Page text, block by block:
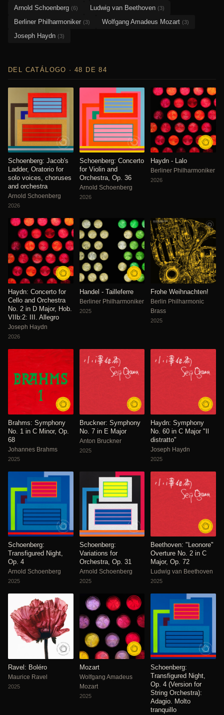
Arnold Schoenberg (6) Ludwig van Beethoven (3)
Berliner Philharmoniker (3) Wolfgang Amadeus Mozart (3)
Joseph Haydn (3)
DEL CATÁLOGO · 48 DE 84
Schoenberg: Jacob's
Ladder, Oratorio for
solo voices, choruses
and orchestra
Arnold Schoenberg
2026
Schoenberg: Concerto
for Violin and
Orchestra, Op. 36
Arnold Schoenberg
2026
Haydn - Lalo
Berliner Philharmoniker
2026
Haydn: Concerto for
Cello and Orchestra
No. 2 in D Major, Hob.
VIIb:2: III. Allegro
Joseph Haydn
2026
Handel - Tailleferre
Berliner Philharmoniker
2025
Frohe Weihnachten!
Berlin Philharmonic
Brass
2025
Brahms: Symphony
No. 1 in C Minor, Op.
68
Johannes Brahms
2025
Bruckner: Symphony
No. 7 in E Major
Anton Bruckner
2025
Haydn: Symphony
No. 60 in C Major "Il
distratto"
Joseph Haydn
2025
Schoenberg:
Transfigured Night,
Op. 4
Arnold Schoenberg
2025
Schoenberg:
Variations for
Orchestra, Op. 31
Arnold Schoenberg
2025
Beethoven: "Leonore"
Overture No. 2 in C
Major, Op. 72
Ludwig van Beethoven
2025
Ravel: Boléro
Maurice Ravel
2025
Mozart
Wolfgang Amadeus
Mozart
2025
Schoenberg:
Transfigured Night,
Op. 4 (Version for
String Orchestra):
Adagio. Molto
tranquillo